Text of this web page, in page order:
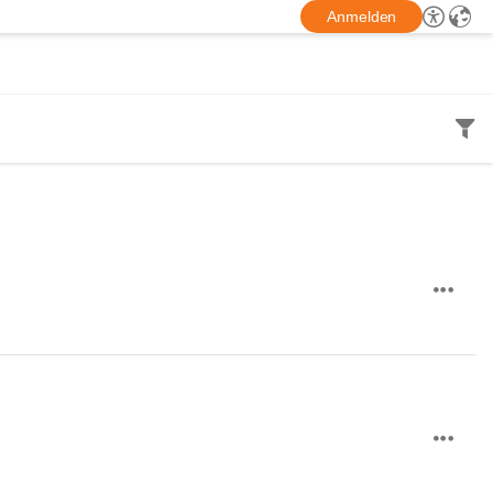
Anmelden